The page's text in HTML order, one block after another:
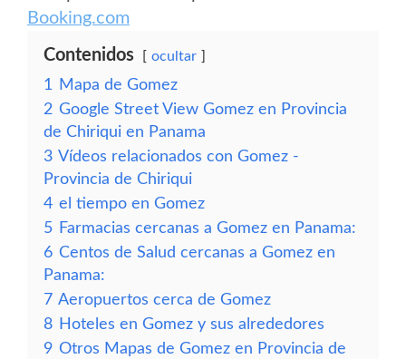
Booking.com
Contenidos ocultar
1
Mapa de Gomez
2 Google Street View Gomez en Provincia
de Chiriqui en Panama
3 Vídeos relacionados con Gomez -
Provincia de Chiriqui
4 el tiempo en Gomez
5 Farmacias cercanas a Gomez en Panama:
6 Centos de Salud cercanas a Gomez en
Panama:
7 Aeropuertos cerca de Gomez
8 Hoteles en Gomez y sus alrededores
9 Otros Mapas de Gomez en Provincia de